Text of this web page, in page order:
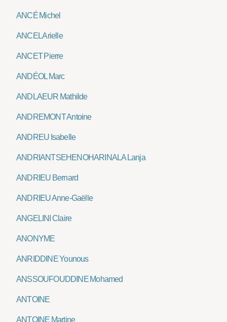
ANCÉ Michel
ANCEL Arielle
ANCET Pierre
ANDÉOL Marc
ANDLAEUR Mathilde
ANDREMONT Antoine
ANDREU Isabelle
ANDRIANTSEHENOHARINALA Lanja
ANDRIEU Bernard
ANDRIEU Anne-Gaëlle
ANGELINI Claire
ANONYME
ANRIDDINE Younous
ANSSOUFOUDDINE Mohamed
ANTOINE
ANTOINE Martine